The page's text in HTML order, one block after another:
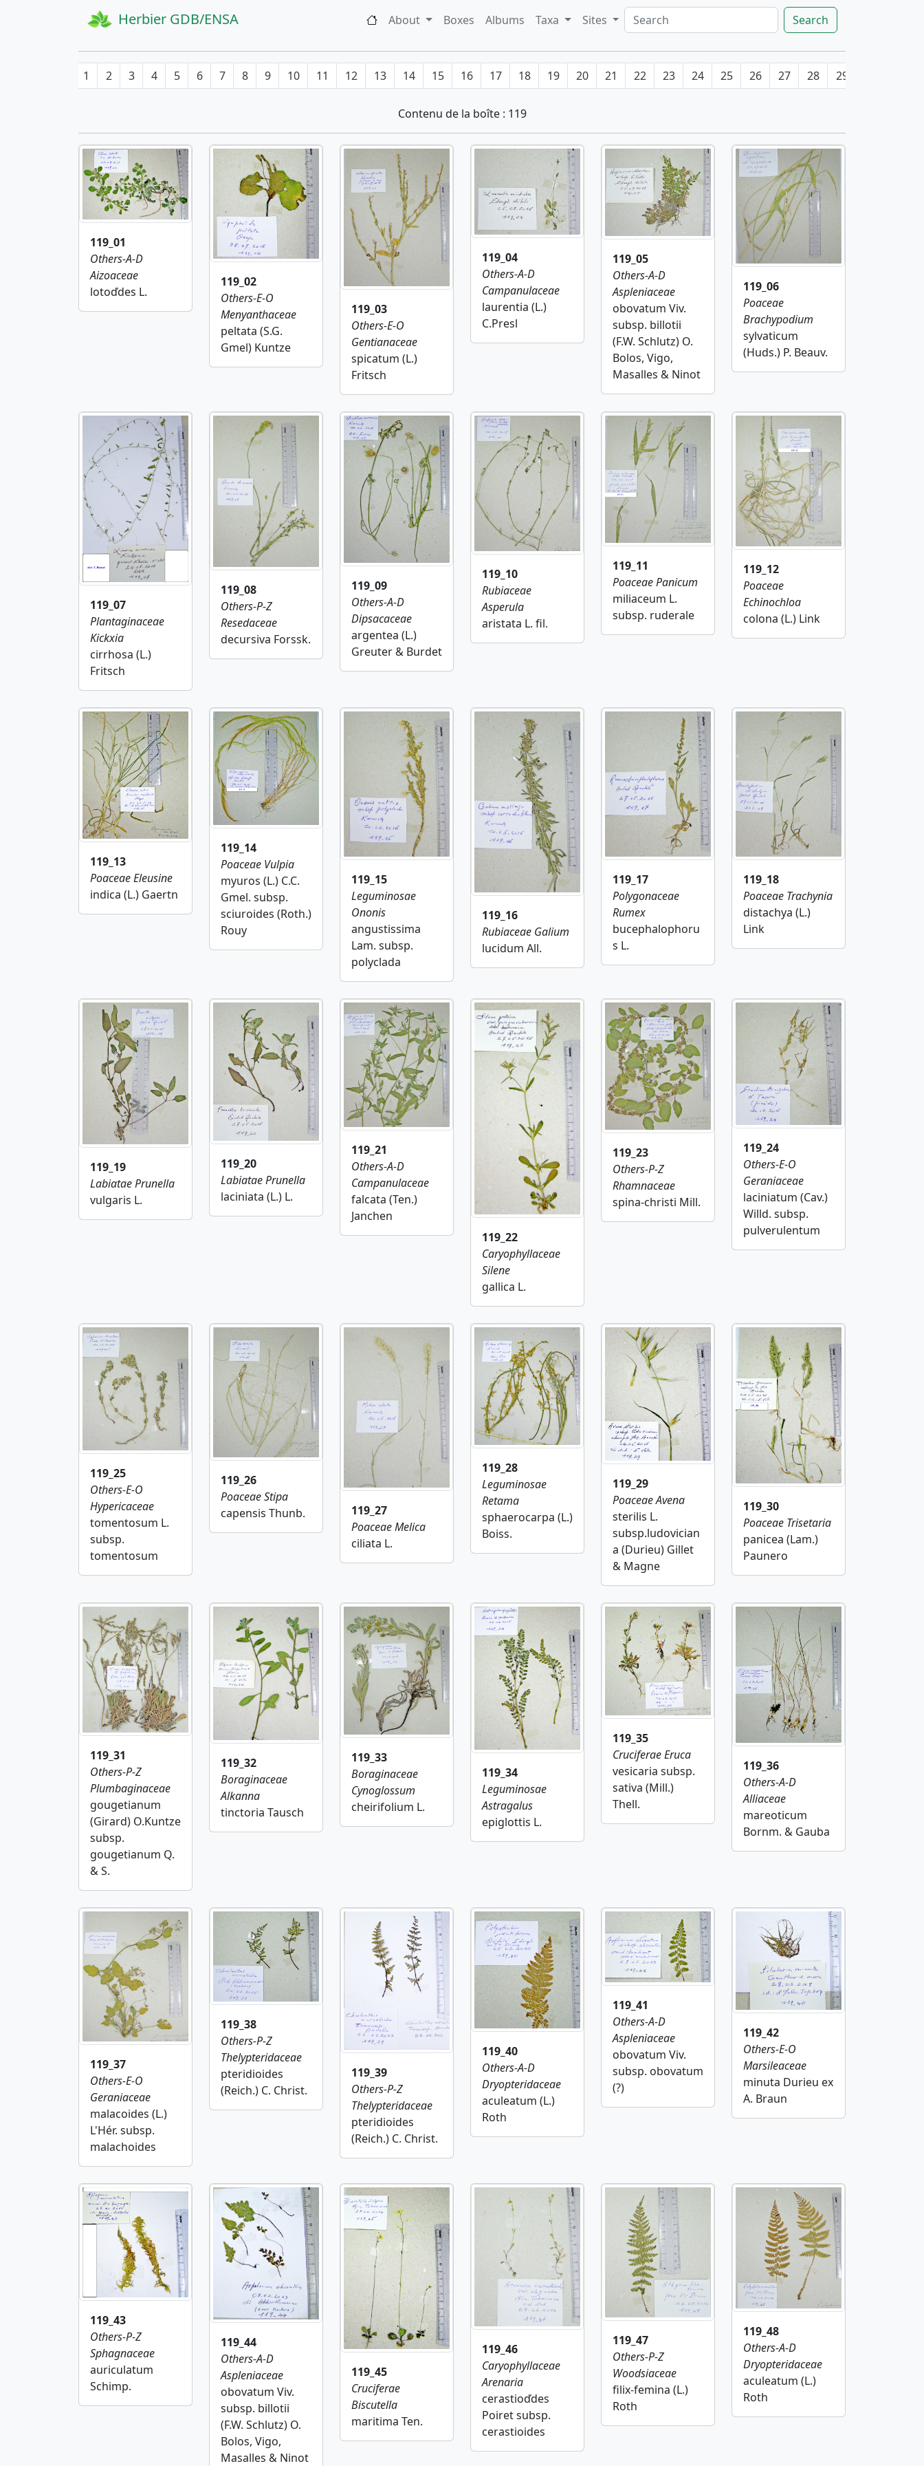
Herbier GDB/ENSA About Boxes Albums Taxa Sites Search
1 2 3 4 5 6 7 8 9 10 11 12 13 14 15 16 17 18 19 20 21 22 23 24 25 26 27 28 29
Contenu de la boîte : 119
119_01
Others-A-D
Aizoaceae
lotoďdes L.
119_02
Others-E-O
Menyanthaceae
peltata (S.G.
Gmel) Kuntze
119_03
Others-E-O
Gentianaceae
spicatum (L.)
Fritsch
119_04
Others-A-D
Campanulaceae
laurentia (L.)
C.Presl
119_05
Others-A-D
Aspleniaceae
obovatum Viv.
subsp. billotii
(F.W. Schlutz) O.
Bolos, Vigo,
Masalles & Ninot
119_06
Poaceae
Brachypodium
sylvaticum
(Huds.) P. Beauv.
119_07
Plantaginaceae
Kickxia
cirrhosa (L.)
Fritsch
119_08
Others-P-Z
Resedaceae
decursiva Forssk.
119_09
Others-A-D
Dipsacaceae
argentea (L.)
Greuter & Burdet
119_10
Rubiaceae
Asperula
aristata L. fil.
119_11
PoaceaePanicum
miliaceum L.
subsp. ruderale
119_12
Poaceae
Echinochloa
colona (L.) Link
119_13
PoaceaeEleusine
indica (L.) Gaertn
119_14
Poaceae Vulpia
myuros (L.) C.C.
Gmel. subsp.
sciuroides (Roth.)
Rouy
119_15
Leguminosae
Ononis
angustissima
Lam. subsp.
polyclada
119_16
Rubiaceae Galium
lucidum All.
119_17
Polygonaceae
Rumex
bucephalophoru
s L.
119_18
Poaceae Trachynia
distachya (L.)
Link
119_19
LabiataePrunella
vulgaris L.
119_20
LabiataePrunella
laciniata (L.) L.
119_21
Others-A-D
Campanulaceae
falcata (Ten.)
Janchen
119_22
Caryophyllaceae
Silene
gallica L.
119_23
Others-P-Z
Rhamnaceae
spina-christi Mill.
119_24
Others-E-O
Geraniaceae
laciniatum (Cav.)
Willd. subsp.
pulverulentum
119_25
Others-E-O
Hypericaceae
tomentosum L.
subsp.
tomentosum
119_26
PoaceaeStipa
capensis Thunb.
119_27
PoaceaeMelica
ciliata L.
119_28
Leguminosae
Retama
sphaerocarpa (L.)
Boiss.
119_29
PoaceaeAvena
sterilis L.
subsp.ludovician
a (Durieu) Gillet
& Magne
119_30
Poaceae Trisetaria
panicea (Lam.)
Paunero
119_31
Others-P-Z
Plumbaginaceae
gougetianum
(Girard) O.Kuntze
subsp.
gougetianum Q.
& S.
119_32
Boraginaceae
Alkanna
tinctoria Tausch
119_33
Boraginaceae
Cynoglossum
cheirifolium L.
119_34
Leguminosae
Astragalus
epiglottis L.
119_35
CruciferaeEruca
vesicaria subsp.
sativa (Mill.)
Thell.
119_36
Others-A-D
Alliaceae
mareoticum
Bornm. & Gauba
119_37
Others-E-O
Geraniaceae
malacoides (L.)
L'Hér. subsp.
malachoides
119_38
Others-P-Z
Thelypteridaceae
pteridioides
(Reich.) C. Christ.
119_39
Others-P-Z
Thelypteridaceae
pteridioides
(Reich.) C. Christ.
119_40
Others-A-D
Dryopteridaceae
aculeatum (L.)
Roth
119_41
Others-A-D
Aspleniaceae
obovatum Viv.
subsp. obovatum
(?)
119_42
Others-E-O
Marsileaceae
minuta Durieu ex
A. Braun
119_43
Others-P-Z
Sphagnaceae
auriculatum
Schimp.
119_44
Others-A-D
Aspleniaceae
obovatum Viv.
subsp. billotii
(F.W. Schlutz) O.
Bolos, Vigo,
Masalles & Ninot
119_45
Cruciferae
Biscutella
maritima Ten.
119_46
Caryophyllaceae
Arenaria
cerastioďdes
Poiret subsp.
cerastioides
119_47
Others-P-Z
Woodsiaceae
filix-femina (L.)
Roth
119_48
Others-A-D
Dryopteridaceae
aculeatum (L.)
Roth